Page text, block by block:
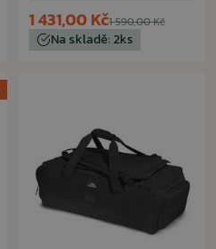
1 590,00 Kč
1 431,00 Kč
Na skladě: 2ks